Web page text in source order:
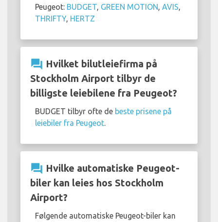
Peugeot: BUDGET GREEN MOTION AVIS
THRIFTY, HERTZ
question_answer Hvilket bilutleiefirma på
Stockholm Airport tilbyr de
billigste leiebilene fra Peugeot?
BUDGET tilbyr ofte de beste prisene på
leiebiler fra Peugeot
question_answer Hvilke automatiske Peugeot-
biler kan leies hos Stockholm
Airport?
Følgende automatiske Peugeot-biler kan